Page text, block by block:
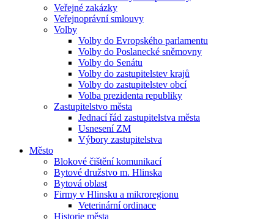
Veřejné zakázky
Veřejnoprávní smlouvy
Volby
Volby do Evropského parlamentu
Volby do Poslanecké sněmovny
Volby do Senátu
Volby do zastupitelstev krajů
Volby do zastupitelstev obcí
Volba prezidenta republiky
Zastupitelstvo města
Jednací řád zastupitelstva města
Usnesení ZM
Výbory zastupitelstva
Město
Blokové čištění komunikací
Bytové družstvo m. Hlinska
Bytová oblast
Firmy v Hlinsku a mikroregionu
Veterinární ordinace
Historie města